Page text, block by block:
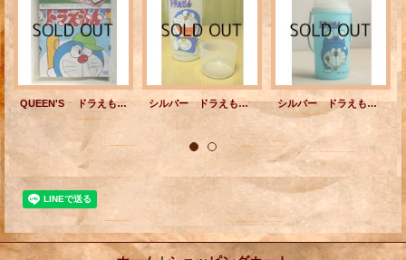
QUEEN'S ドラえもん ”ランチーフ” お弁当包み size: 42×42(cm) 綿：100％ シルバー ドラえもん プラスチック水筒 容量 １７０ｍｌ シルバー ドラえもん 冷水筒15S 容量：170ml